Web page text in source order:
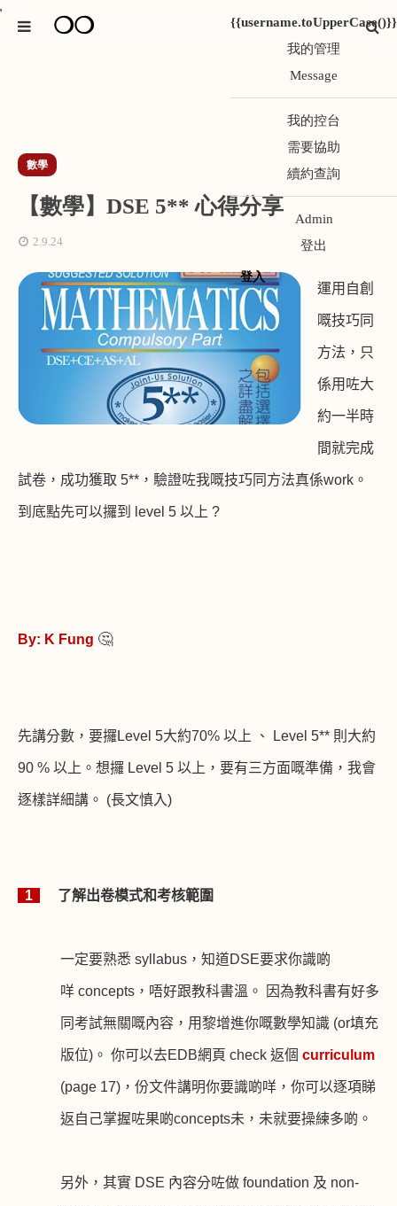
❍❍
{{username.toUpperCase()}}
我的管理
Message
我的控台
需要協助
續約查詢
Admin
登出
登入
數學
【數學】DSE 5** 心得分享
2.9.24
運用自創
嘅技巧同
方法，只
係用咗大
約一半時
間就完成
試卷 ，成功獲取 5** ，驗證咗我嘅技巧同方法真係work 。
到底點先可以攞到 level 5 以上 ?
By: K Fung 🤔
先講分數，要攞Level 5大約70% 以上 、 Level 5** 則大約
90 % 以上。想攞 Level 5 以上，要有三方面嘅準備，我會
逐樣詳細講。 (長文慎入)
1 了解出卷模式和考核範圍
一定要熟悉 syllabus ，知道DSE要求你識啲
咩 concepts ，唔好跟教科書溫。 因為教科書有好多
同考試無關嘅內容，用黎增進你嘅數學知識 (or填充
版位) 。 你可以去EDB網頁 check 返個 curriculum
(page 17) ，份文件講明你要識啲咩，你可以逐項睇
返自己掌握咗果啲concepts未，未就要操練多啲。
另外，其實 DSE 內容分咗做 foundation 及 non-